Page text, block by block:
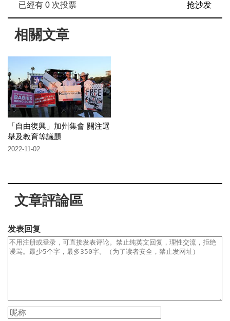
已經有 0次投票 抢沙发
相關文章
「自由復興」加州集會 關注選
舉及教育等議題
2022-11-02
文章評論區
发表回复